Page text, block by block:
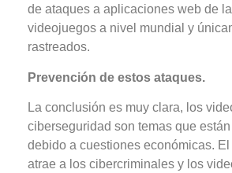
de ataques a aplicaciones web de
videojuegos a nivel mundial y
rastreados.
Prevención de estos ataques.
La conclusión es muy clara, los
ciberseguridad son temas que
debido a cuestiones económicas.
atrae a los cibercriminales y los